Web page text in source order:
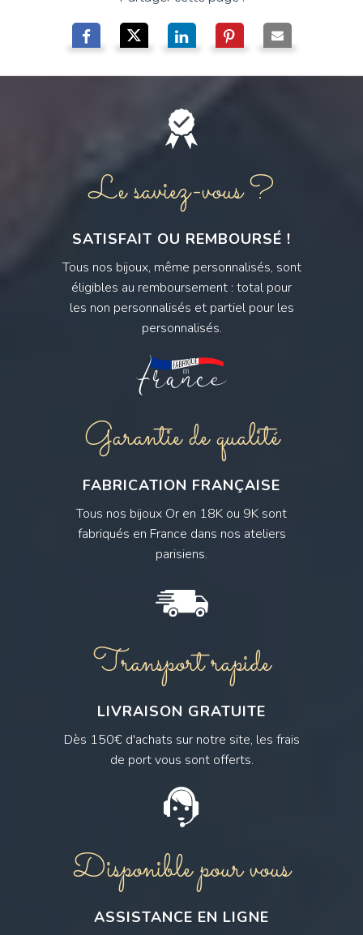
Le saviez-vous ?
SATISFAIT OU REMBOURSÉ !
Tous nos bijoux, même personnalisés, sont
éligibles au remboursement : total pour
les non personnalisés et partiel pour les
personnalisés.
Garantie de qualité
FABRICATION FRANÇAISE
Tous nos bijoux Or en 18K ou 9K sont
fabriqués en France dans nos ateliers
parisiens.
Transport rapide
LIVRAISON GRATUITE
Dès 150€ d'achats sur notre site, les frais
de port vous sont offerts.
Disponible pour vous
ASSISTANCE EN LIGNE